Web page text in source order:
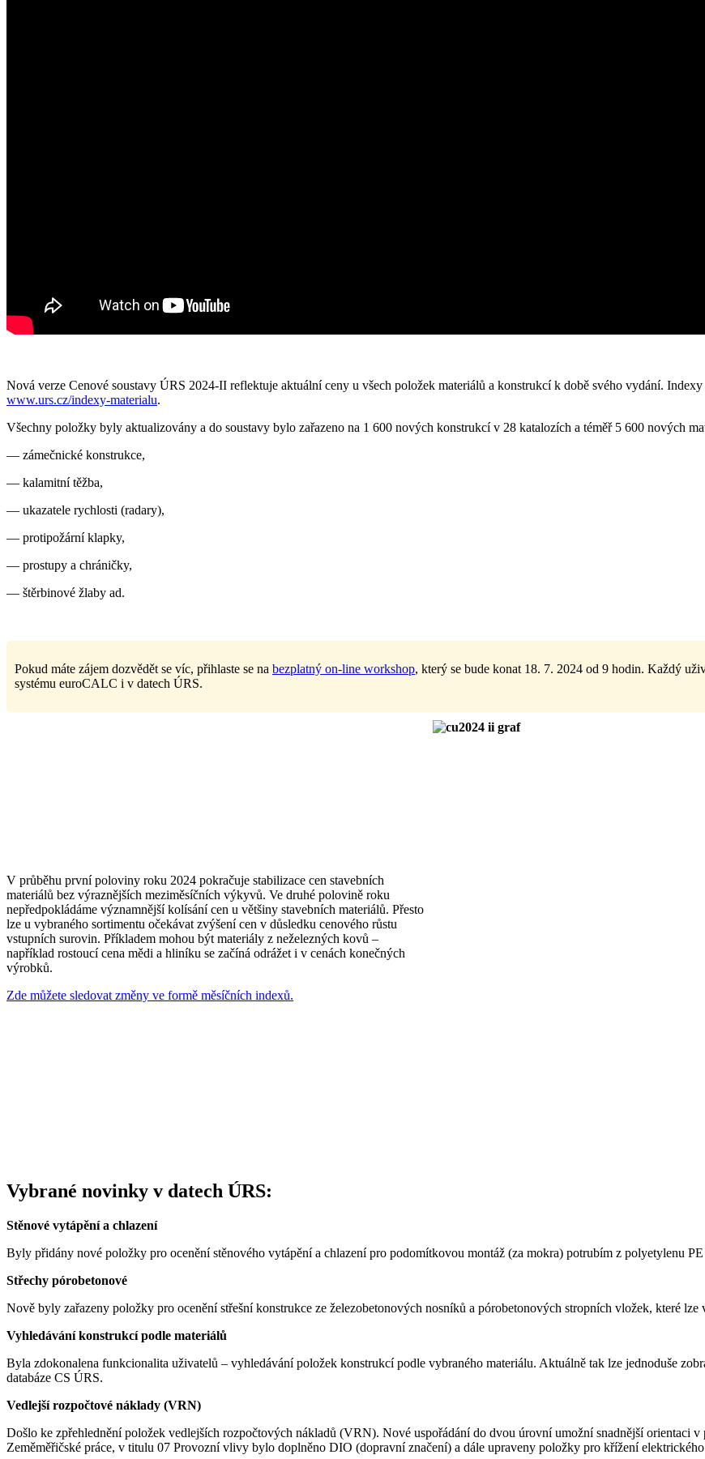
Nová verze Cenové soustavy ÚRS 2024-II reflektuje aktuální ceny u všech položek materiálů a konstrukcí k době svého vydání.
www.urs.cz/indexy-materialu.
Všechny položky byly aktualizovány a do soustavy bylo zařazeno na 1 600 nových konstrukcí v 28 katalozích a téměř 5 600 nových
— zámečnické konstrukce,
— kalamitní těžba,
— ukazatele rychlosti (radary),
— protipožární klapky,
— prostupy a chráničky,
— štěrbinové žlaby ad.
Pokud máte zájem dozvědět se víc, přihlaste se na bezplatný on-line workshop, který se bude konat 18. 7. 2024 od 9 hodin. Každý
systému euroCALC i v datech ÚRS.
V průběhu první poloviny roku 2024 pokračuje stabilizace cen stavebních
materiálů bez výraznějších meziměsíčních výkyvů. Ve druhé polovině roku
nepředpokládáme významnější kolísání cen u většiny stavebních materiálů. Přesto
lze u vybraného sortimentu očekávat zvýšení cen v důsledku cenového růstu
vstupních surovin. Příkladem mohou být materiály z neželezných kovů –
například rostoucí cena mědi a hliníku se začíná odrážet i v cenách konečných
výrobků.
Zde můžete sledovat změny ve formě měsíčních indexů.
Vybrané novinky v datech ÚRS:
Stěnové vytápění a chlazení
Byly přidány nové položky pro ocenění stěnového vytápění a chlazení pro podomítkovou montáž (za mokra) potrubím z polyetylenu
Střechy pórobetonové
Nově byly zařazeny položky pro ocenění střešní konstrukce ze železobetonových nosníků a pórobetonových stropních vložek, které
Vyhledávání konstrukcí podle materiálů
Byla zdokonalena funkcionalita uživatelů – vyhledávání položek konstrukcí podle vybraného materiálu. Aktuálně tak lze jednoduše
databáze CS ÚRS.
Vedlejší rozpočtové náklady (VRN)
Došlo ke zpřehlednění položek vedlejších rozpočtových nákladů (VRN). Nové uspořádání do dvou úrovní umožní snadnější orientaci
Zeměměřičské práce, v titulu 07 Provozní vlivy bylo doplněno DIO (dopravní značení) a dále upraveny položky pro křížení